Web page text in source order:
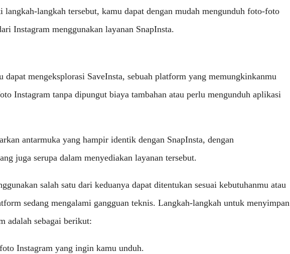
langkah-langkah tersebut, kamu dapat dengan mudah mengunduh foto-foto
Instagram menggunakan layanan SnapInsta.
dapat mengeksplorasi SaveInsta, sebuah platform yang memungkinkanmu
Instagram tanpa dipungut biaya tambahan atau perlu mengunduh aplikasi
antarmuka yang hampir identik dengan SnapInsta, dengan
juga serupa dalam menyediakan layanan tersebut.
salah satu dari keduanya dapat ditentukan sesuai kebutuhanmu atau
sedang mengalami gangguan teknis. Langkah-langkah untuk menyimpan
adalah sebagai berikut:
Instagram yang ingin kamu unduh.